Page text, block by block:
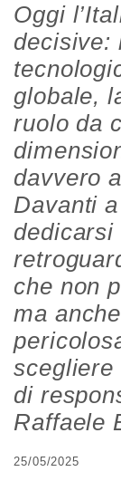
Oggi
decisive:
globale,
ruolo da
davvero
Davanti
dedicarsi
che non
ma
scegliere
di
Raffaele
25/05/2025